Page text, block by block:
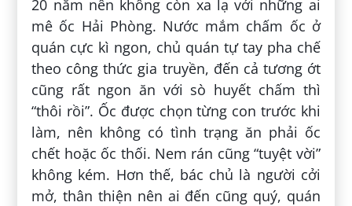
20 năm nên không còn xa lạ với những ai
mê ốc Hải Phòng. Nước mắm chấm ốc ở
quán cực kì ngon, chủ quán tự tay pha chế
theo công thức gia truyền, đến cả tương ớt
cũng rất ngon ăn với sò huyết chấm thì
“thôi rồi”. Ốc được chọn từng con trước khi
làm, nên không có tình trạng ăn phải ốc
chết hoặc ốc thối. Nem rán cũng “tuyệt vời”
không kém. Hơn thế, bác chủ là người cởi
mở, thân thiện nên ai đến cũng quý, quán